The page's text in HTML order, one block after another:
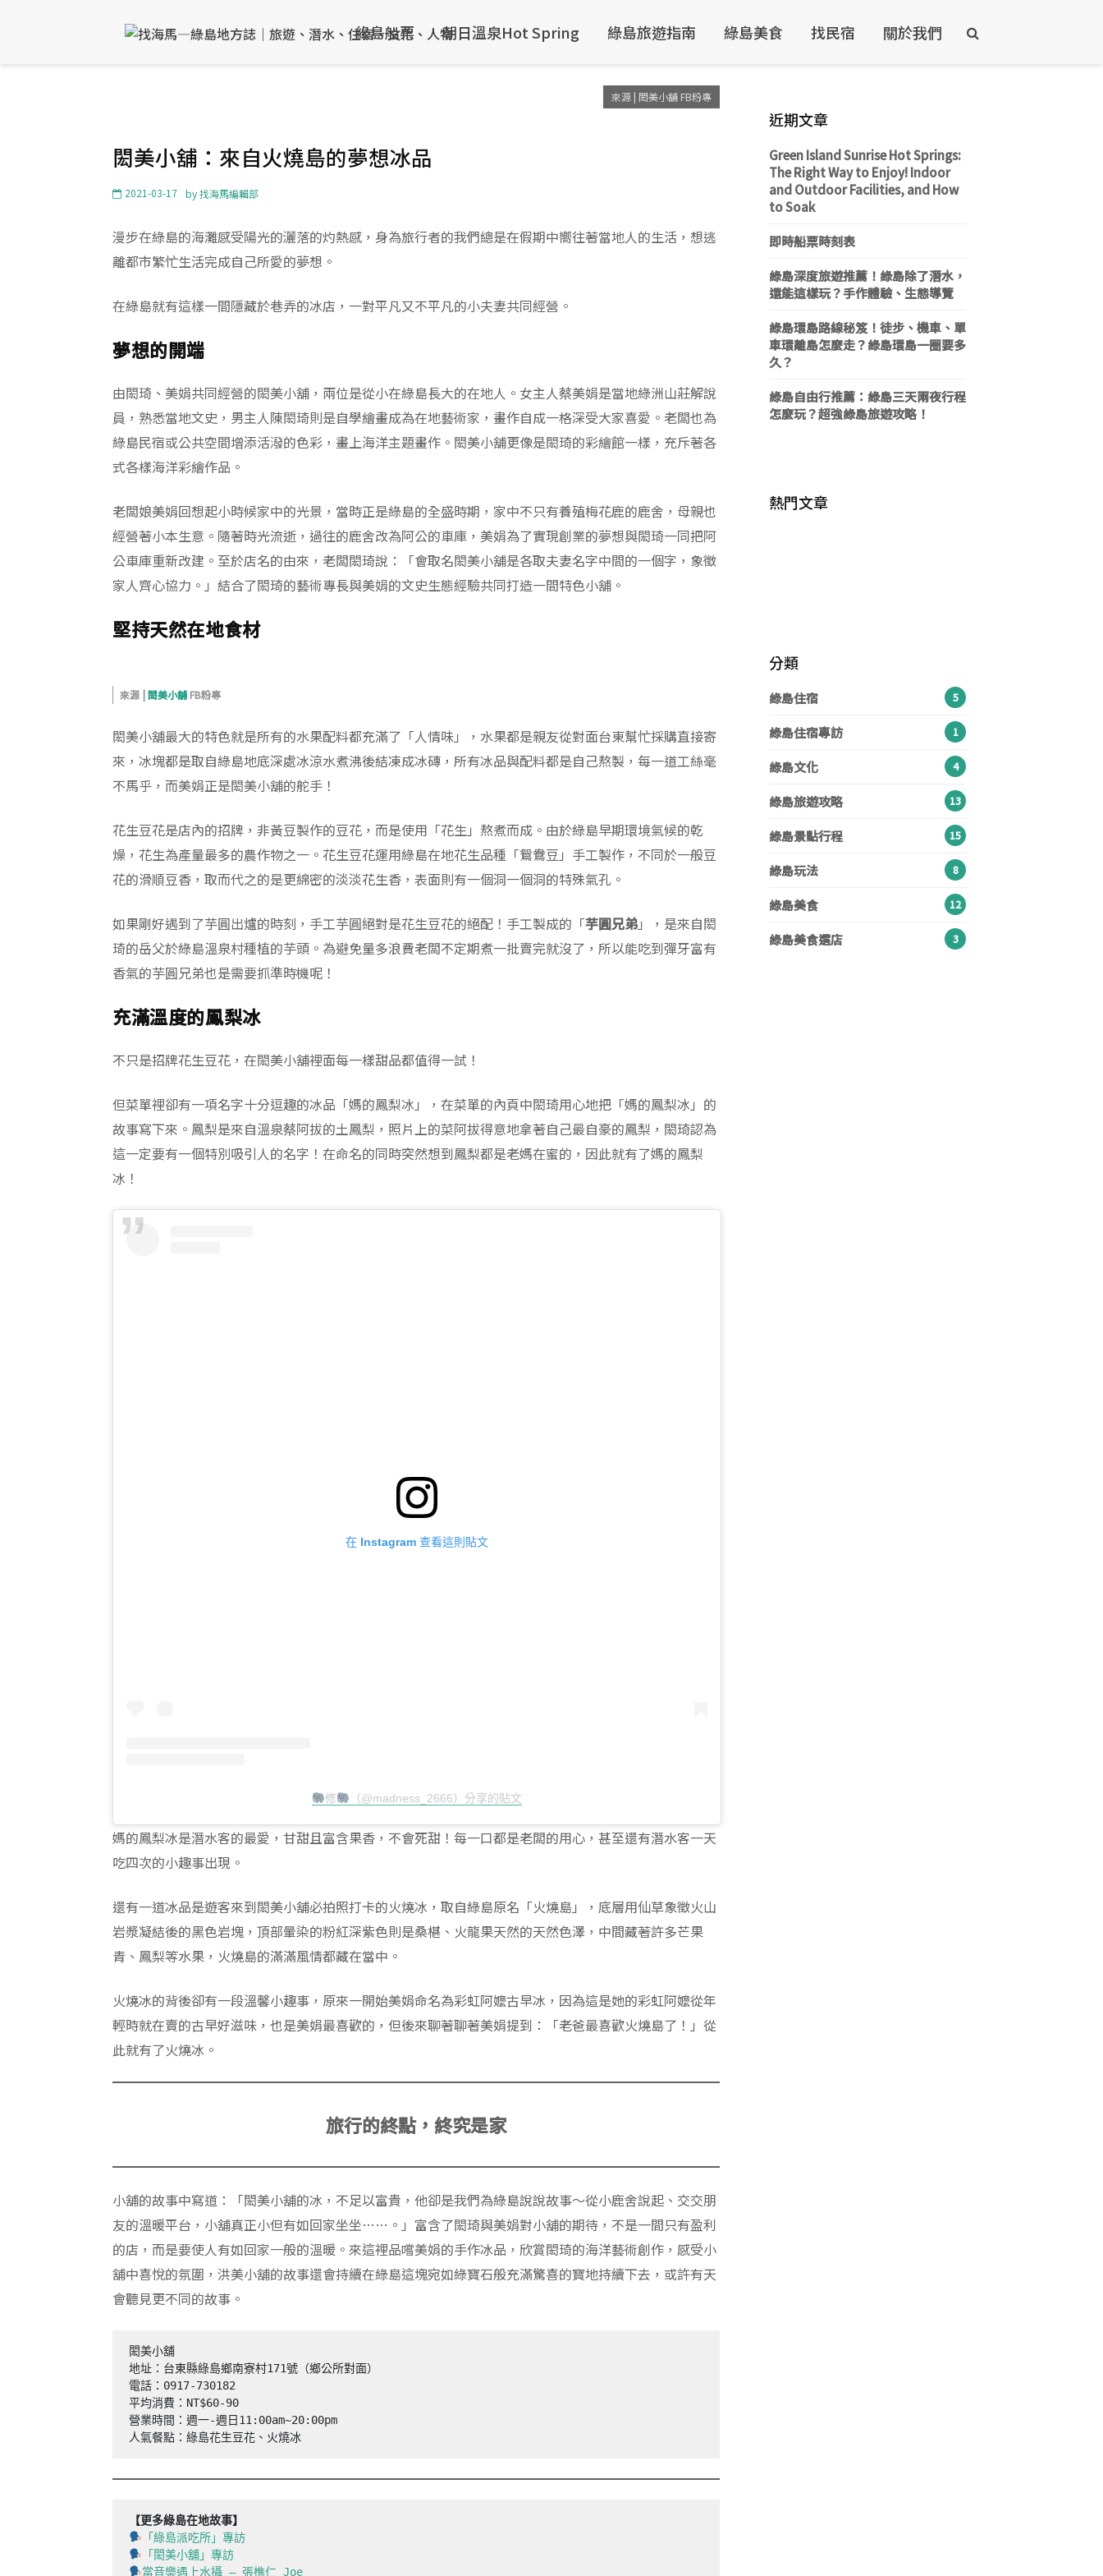
綠島船票 朝日溫泉Hot Spring 綠島旅遊指南 綠島美食 找民宿 關於我們
來源 | 閎美小舖 FB粉專
閎美小舖：來自火燒島的夢想冰品
2021-03-17 by找海馬編輯部
漫步在綠島的海灘感受陽光的灑落的灼熱感，身為旅行者的我們總是在假期中嚮往著當地人的生活，想逃
離都市繁忙生活完成自己所愛的夢想。
在綠島就有這樣一間隱藏於巷弄的冰店，一對平凡又不平凡的小夫妻共同經營。
夢想的開端
由閎琦、美娟共同經營的閎美小舖，兩位是從小在綠島長大的在地人。女主人蔡美娟是當地綠洲山莊解說
員，熟悉當地文史，男主人陳閎琦則是自學繪畫成為在地藝術家，畫作自成一格深受大家喜愛。老闆也為
綠島民宿或公共空間增添活潑的色彩，畫上海洋主題畫作。閎美小舖更像是閎琦的彩繪館一樣，充斥著各
式各樣海洋彩繪作品。
老闆娘美娟回想起小時候家中的光景，當時正是綠島的全盛時期，家中不只有養殖梅花鹿的鹿舍，母親也
經營著小本生意。隨著時光流逝，過往的鹿舍改為阿公的車庫，美娟為了實現創業的夢想與閎琦一同把阿
公車庫重新改建。至於店名的由來，老闆閎琦說：「會取名閎美小舖是各取夫妻名字中間的一個字，象徵
家人齊心協力。」結合了閎琦的藝術專長與美娟的文史生態經驗共同打造一間特色小舖。
堅持天然在地食材
來源 |閎美小舖FB粉專
閎美小舖最大的特色就是所有的水果配料都充滿了「人情味」，水果都是親友從對面台東幫忙採購直接寄
來，冰塊都是取自綠島地底深處冰涼水煮沸後結凍成冰磚，所有冰品與配料都是自己熬製，每一道工絲毫
不馬乎，而美娟正是閎美小舖的舵手！
花生豆花是店內的招牌，非黃豆製作的豆花，而是使用「花生」熬煮而成。由於綠島早期環境氣候的乾
燥，花生為產量最多的農作物之一。花生豆花運用綠島在地花生品種「鴛鴦豆」手工製作，不同於一般豆
花的滑順豆香，取而代之的是更綿密的淡淡花生香，表面則有一個洞一個洞的特殊氣孔。
如果剛好遇到了芋圓出爐的時刻，手工芋圓絕對是花生豆花的絕配！手工製成的「芋圓兄弟」，是來自閎
琦的岳父於綠島溫泉村種植的芋頭。為避免量多浪費老闆不定期煮一批賣完就沒了，所以能吃到彈牙富有
香氣的芋圓兄弟也是需要抓準時機呢！
充滿溫度的鳳梨冰
不只是招牌花生豆花，在閎美小舖裡面每一樣甜品都值得一試！
但菜單裡卻有一項名字十分逗趣的冰品「媽的鳳梨冰」，在菜單的內頁中閎琦用心地把「媽的鳳梨冰」的
故事寫下來。鳳梨是來自溫泉蔡阿拔的土鳳梨，照片上的菜阿拔得意地拿著自己最自豪的鳳梨，閎琦認為
這一定要有一個特別吸引人的名字！在命名的同時突然想到鳳梨都是老媽在蜜的，因此就有了媽的鳳梨
冰！
在 Instagram 查看這則貼文
修 （@madness_2666）分享的貼文
媽的鳳梨冰是潛水客的最愛，甘甜且富含果香，不會死甜！每一口都是老闆的用心，甚至還有潛水客一天
吃四次的小趣事出現。
還有一道冰品是遊客來到閎美小舖必拍照打卡的火燒冰，取自綠島原名「火燒島」，底層用仙草象徵火山
岩漿凝結後的黑色岩塊，頂部暈染的粉紅深紫色則是桑椹、火龍果天然的天然色澤，中間藏著許多芒果
青、鳳梨等水果，火燒島的滿滿風情都藏在當中。
火燒冰的背後卻有一段溫馨小趣事，原來一開始美娟命名為彩虹阿嬤古早冰，因為這是她的彩虹阿嬤從年
輕時就在賣的古早好滋味，也是美娟最喜歡的，但後來聊著聊著美娟提到：「老爸最喜歡火燒島了！」從
此就有了火燒冰。
旅行的終點，終究是家
小舖的故事中寫道：「閎美小舖的冰，不足以富貴，他卻是我們為綠島說說故事～從小鹿舍說起、交交朋
友的溫暖平台，小舖真正小但有如回家坐坐……。」富含了閎琦與美娟對小舖的期待，不是一間只有盈利
的店，而是要使人有如回家一般的溫暖。來這裡品嚐美娟的手作冰品，欣賞閎琦的海洋藝術創作，感受小
舖中喜悅的氛圍，洪美小舖的故事還會持續在綠島這塊宛如綠寶石般充滿驚喜的寶地持續下去，或許有天
會聽見更不同的故事。
閎美小舖
地址：台東縣綠島鄉南寮村171號（鄉公所對面）
電話：0917-730182
平均消費：NT$60-90
營業時間：週一-週日11:00am~20:00pm
人氣餐點：綠島花生豆花、火燒冰
【更多綠島在地故事】
「綠島派吃所」專訪
「閎美小舖」專訪
當音樂遇上水攝 — 張樵仁 Joe
近期文章
Green Island Sunrise Hot Springs:
The Right Way to Enjoy! Indoor
and Outdoor Facilities, and How
to Soak
即時船票時刻表
綠島深度旅遊推薦！綠島除了潛水，
還能這樣玩？手作體驗、生態導覽
綠島環島路線秘笈！徒步、機車、單
車環離島怎麼走？綠島環島一圈要多
久？
綠島自由行推薦：綠島三天兩夜行程
怎麼玩？超強綠島旅遊攻略！
熱門文章
分類
綠島住宿 5
綠島住宿專訪 1
綠島文化 4
綠島旅遊攻略 13
綠島景點行程 15
綠島玩法 8
綠島美食 12
綠島美食選店 3